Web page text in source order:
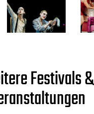
Festivals &